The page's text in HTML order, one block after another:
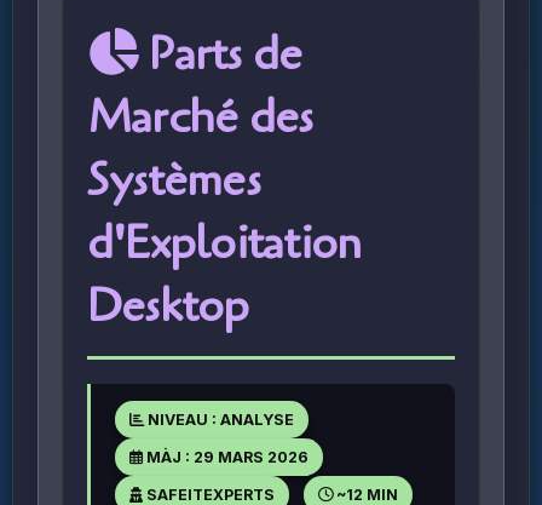
Parts de
Marché des
Systèmes
d'Exploitation
Desktop
NIVEAU : ANALYSE
MÀJ : 29 MARS 2026
SAFEITEXPERTS ~12 MIN